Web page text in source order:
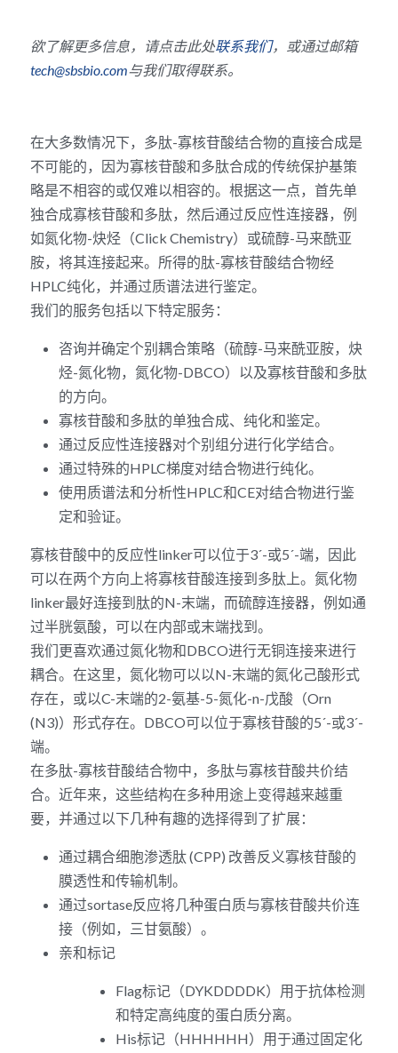
欲了解更多信息，请点击此处联系我们，或通过邮箱
tech@sbsbio.com与我们取得联系。
在大多数情况下，多肽-寡核苷酸结合物的直接合成是
不可能的，因为寡核苷酸和多肽合成的传统保护基策
略是不相容的或仅难以相容的。根据这一点，首先单
独合成寡核苷酸和多肽，然后通过反应性连接器，例
如氮化物-炔烃（Click Chemistry）或硫醇-马来酰亚
胺，将其连接起来。所得的肽-寡核苷酸结合物经
HPLC纯化，并通过质谱法进行鉴定。
我们的服务包括以下特定服务：
咨询并确定个别耦合策略（硫醇-马来酰亚胺，炔
烃-氮化物，氮化物-DBCO）以及寡核苷酸和多肽
的方向。
寡核苷酸和多肽的单独合成、纯化和鉴定。
通过反应性连接器对个别组分进行化学结合。
通过特殊的HPLC梯度对结合物进行纯化。
使用质谱法和分析性HPLC和CE对结合物进行鉴
定和验证。
寡核苷酸中的反应性linker可以位于3´-或5´-端，因此
可以在两个方向上将寡核苷酸连接到多肽上。氮化物
linker最好连接到肽的N-末端，而硫醇连接器，例如通
过半胱氨酸，可以在内部或末端找到。
我们更喜欢通过氮化物和DBCO进行无铜连接来进行
耦合。在这里，氮化物可以以N-末端的氮化己酸形式
存在，或以C-末端的2-氨基-5-氮化-n-戊酸（Orn
(N3)）形式存在。DBCO可以位于寡核苷酸的5´-或3´-
端。
在多肽-寡核苷酸结合物中，多肽与寡核苷酸共价结
合。近年来，这些结构在多种用途上变得越来越重
要，并通过以下几种有趣的选择得到了扩展：
通过耦合细胞渗透肽 (CPP) 改善反义寡核苷酸的
膜透性和传输机制。
通过sortase反应将几种蛋白质与寡核苷酸共价连
接（例如，三甘氨酸）。
亲和标记
Flag标记（DYKDDDDK）用于抗体检测
和特定高纯度的蛋白质分离。
His标记（HHHHHH）用于通过固定化
RNA相关